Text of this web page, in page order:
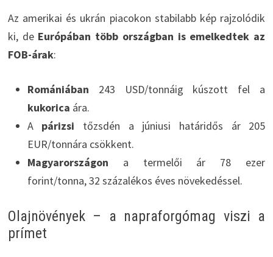
Az amerikai és ukrán piacokon stabilabb kép rajzolódik
ki, de Európában több országban is emelkedtek az
FOB-árak:
Romániában 243 USD/tonnáig kúszott fel a
kukorica ára.
A párizsi tőzsdén a júniusi határidős ár 205
EUR/tonnára csökkent.
Magyarországon a termelői ár 78 ezer
forint/tonna, 32 százalékos éves növekedéssel.
Olajnövények – a napraforgómag viszi a
prímet